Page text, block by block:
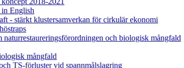
English
- stärkt klustersamverkan för cirkulär ekonomi
naturrestaureringsförordningen och biologisk mångfald
mångfald
TS-förluster vid spannmålslagring